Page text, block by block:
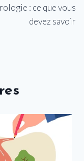
: ce que vous
devez savoir